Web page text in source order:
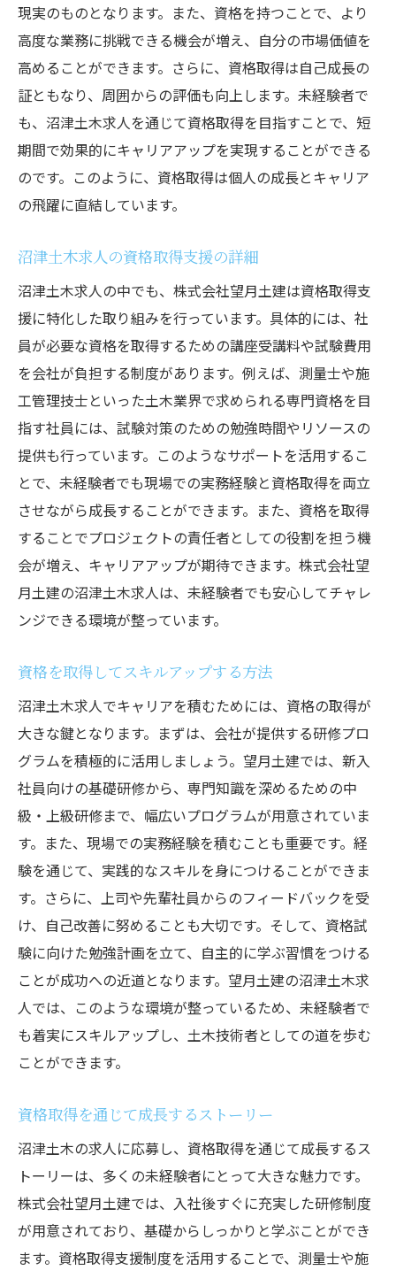
現実のものとなります。また、資格を持つことで、より
高度な業務に挑戦できる機会が増え、自分の市場価値を
高めることができます。さらに、資格取得は自己成長の
証ともなり、周囲からの評価も向上します。未経験者で
も、沼津土木求人を通じて資格取得を目指すことで、短
期間で効果的にキャリアアップを実現することができる
のです。このように、資格取得は個人の成長とキャリア
の飛躍に直結しています。
沼津土木求人の資格取得支援の詳細
沼津土木求人の中でも、株式会社望月土建は資格取得支
援に特化した取り組みを行っています。具体的には、社
員が必要な資格を取得するための講座受講料や試験費用
を会社が負担する制度があります。例えば、測量士や施
工管理技士といった土木業界で求められる専門資格を目
指す社員には、試験対策のための勉強時間やリソースの
提供も行っています。このようなサポートを活用するこ
とで、未経験者でも現場での実務経験と資格取得を両立
させながら成長することができます。また、資格を取得
することでプロジェクトの責任者としての役割を担う機
会が増え、キャリアアップが期待できます。株式会社望
月土建の沼津土木求人は、未経験者でも安心してチャレ
ンジできる環境が整っています。
資格を取得してスキルアップする方法
沼津土木求人でキャリアを積むためには、資格の取得が
大きな鍵となります。まずは、会社が提供する研修プロ
グラムを積極的に活用しましょう。望月土建では、新入
社員向けの基礎研修から、専門知識を深めるための中
級・上級研修まで、幅広いプログラムが用意されていま
す。また、現場での実務経験を積むことも重要です。経
験を通じて、実践的なスキルを身につけることができま
す。さらに、上司や先輩社員からのフィードバックを受
け、自己改善に努めることも大切です。そして、資格試
験に向けた勉強計画を立て、自主的に学ぶ習慣をつける
ことが成功への近道となります。望月土建の沼津土木求
人では、このような環境が整っているため、未経験者で
も着実にスキルアップし、土木技術者としての道を歩む
ことができます。
資格取得を通じて成長するストーリー
沼津土木の求人に応募し、資格取得を通じて成長するス
トーリーは、多くの未経験者にとって大きな魅力です。
株式会社望月土建では、入社後すぐに充実した研修制度
が用意されており、基礎からしっかりと学ぶことができ
ます。資格取得支援制度を活用することで、測量士や施